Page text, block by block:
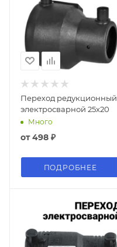
Переход редукционный
электросварной 25х20
Много
от498 ₽
ПОДРОБНЕЕ